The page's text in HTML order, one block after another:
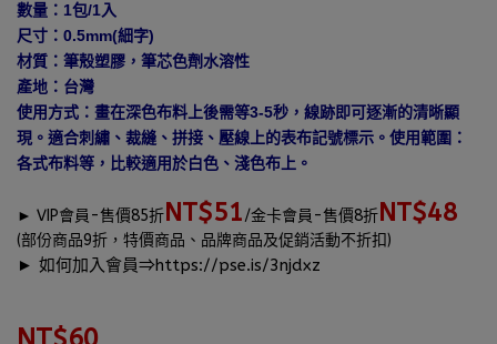
數量：1包/1入
尺寸：0.5mm(細字)
材質：筆殼塑膠，筆芯色劑水溶性
產地：台灣
使用方式：畫在深色布料上後需等3-5秒，線跡即可逐漸的清晰顯
現。適合刺繡、裁縫、拼接、壓線上的表布記號標示。使用範圍：
各式布料等，比較適用於白色、淺色布上。
► VIP會員-售價85折 NT$51/金卡會員-售價8折 NT$48
(部份商品9折，特價商品、品牌商品及促銷活動不折扣)
► 如何加入會員⇒https://pse.is/3njdxz